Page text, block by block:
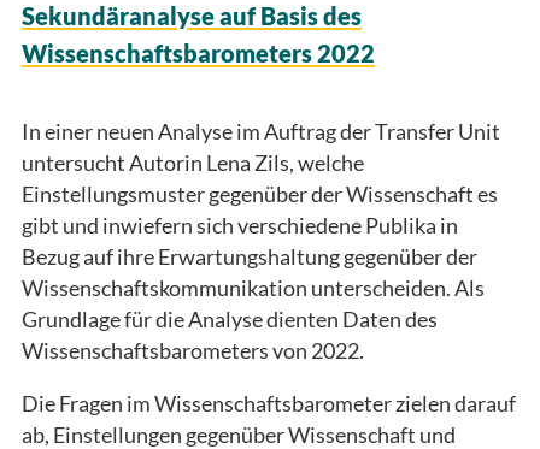
Sekundäranalyse auf Basis des
Wissenschaftsbarometers 2022
In einer neuen Analyse im Auftrag der Transfer Unit
untersucht Autorin Lena Zils, welche
Einstellungsmuster gegenüber der Wissenschaft es
gibt und inwiefern sich verschiedene Publika in
Bezug auf ihre Erwartungshaltung gegenüber der
Wissenschaftskommunikation unterscheiden. Als
Grundlage für die Analyse dienten Daten des
Wissenschaftsbarometers von 2022.
Die Fragen im Wissenschaftsbarometer zielen darauf
ab, Einstellungen gegenüber Wissenschaft und